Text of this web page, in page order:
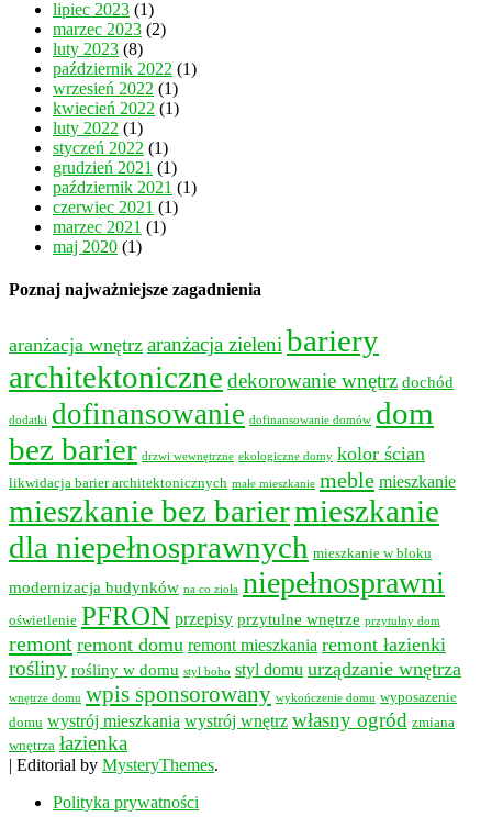
lipiec 2023 (1)
marzec 2023 (2)
luty 2023 (8)
październik 2022 (1)
wrzesień 2022 (1)
kwiecień 2022 (1)
luty 2022 (1)
styczeń 2022 (1)
grudzień 2021 (1)
październik 2021 (1)
czerwiec 2021 (1)
marzec 2021 (1)
maj 2020 (1)
Poznaj najważniejsze zagadnienia
aranżacja wnętrz aranżacja zieleni bariery
architektoniczne dekorowanie wnętrz dochód
dodatki dofinansowanie dofinansowanie domów dom
bez barier drzwi wewnętrzne ekologiczne domy kolor ścian
likwidacja barier architektonicznych małe mieszkanie meble mieszkanie
mieszkanie bez bariermieszkanie
dla niepełnosprawnych mieszkanie w bloku
modernizacja budynków na co zioła niepełnosprawni
oświetlenie PFRON przepisy przytulne wnętrze przytulny dom
remont remont domu remont mieszkania remont łazienki
rośliny rośliny w domu styl boho styl domu urządzanie wnętrza
wnętrze domu wpis sponsorowany wykończenie domu wyposazenie
domu wystrój mieszkania wystrój wnętrz własny ogród zmiana
wnętrza łazienka
| Editorial by MysteryThemes.
Polityka prywatności